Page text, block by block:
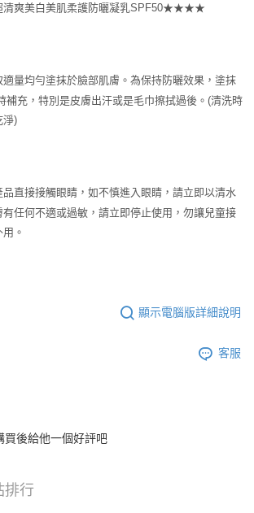
清爽美白美肌柔護防曬凝乳SPF50★★★★
適量均勻塗抹於臉部肌膚。為保持防曬效果，塗抹
補充，特別是皮膚出汗或是毛巾擦拭過後。(清洗時
淨)
品直接接觸眼睛，如不慎進入眼睛，請立即以清水
任何不適或過敏，請立即停止使用，勿讓兒童接
。
顯示電腦版詳細說明
客服
買後給他一個好評吧
排行